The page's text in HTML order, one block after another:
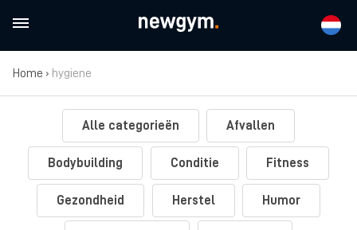
Home › hygiene
Alle categorieën Afvallen
Bodybuilding Conditie Fitness
Gezondheid Herstel Humor